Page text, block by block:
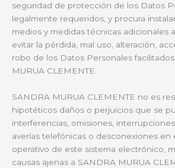
seguridad de protección de los Datos
legalmente requeridos, y procura
medios y medidas técnicas adicionales
evitar la pérdida, mal uso, alteración,
robo de los Datos Personales
MURUA CLEMENTE.
SANDRA MURUA CLEMENTE no es
hipotéticos daños o perjuicios que se
interferencias, omisiones,
averías telefónicas o desconexiones en
operativo de este sistema electrónico,
causas ajenas a SANDRA MURUA